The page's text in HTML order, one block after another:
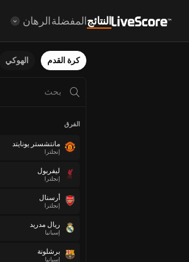
النتائجالمفضلةالرهان
كرة القدم الهوكي
الفرق
مانتشستر يونايتد
إنجلترا
ليفربول
إنجلترا
أرسنال
إنجلترا
ريال مدريد
إسبانيا
برشلونة
إسبانيا